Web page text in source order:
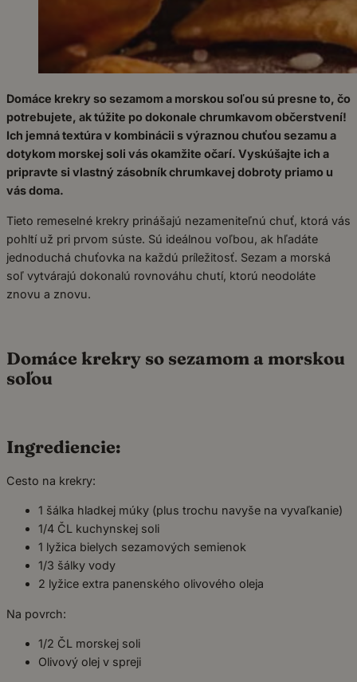
Domáce krekry so sezamom a morskou soľou sú presne to, čo
potrebujete, ak túžite po dokonale chrumkavom občerstvení!
Ich jemná textúra v kombinácii s výraznou chuťou sezamu a
dotykom morskej soli vás okamžite očarí. Vyskúšajte ich a
pripravte si vlastný zásobník chrumkavej dobroty priamo u
vás doma.
Tieto remeselné krekry prinášajú nezameniteľnú chuť, ktorá vás
pohltí už pri prvom súste. Sú ideálnou voľbou, ak hľadáte
jednoduchá chuťovka na každú príležitosť. Sezam a morská
soľ vytvárajú dokonalú rovnováhu chutí, ktorú neodoláte
znovu a znovu.
Domáce krekry so sezamom a morskou
soľou
Ingrediencie:
Cesto na krekry:
1 šálka hladkej múky (plus trochu navyše na vyvaľkanie)
1/4 ČL kuchynskej soli
1 lyžica bielych sezamových semienok
1/3 šálky vody
2 lyžice extra panenského olivového oleja
Na povrch:
1/2 ČL morskej soli
Olivový olej v spreji